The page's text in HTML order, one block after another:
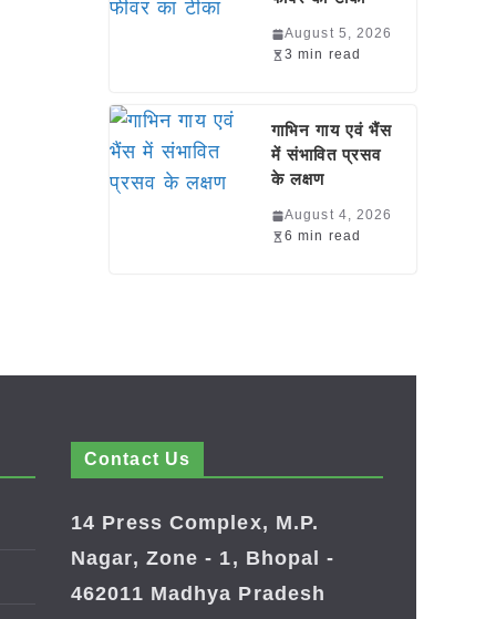
August 5, 2026
3 min read
गाभिन गाय एवं भैंस
में संभावित प्रसव
के लक्षण
August 4, 2026
6 min read
Contact Us
14 Press Complex, M.P.
Nagar, Zone - 1, Bhopal -
462011 Madhya Pradesh